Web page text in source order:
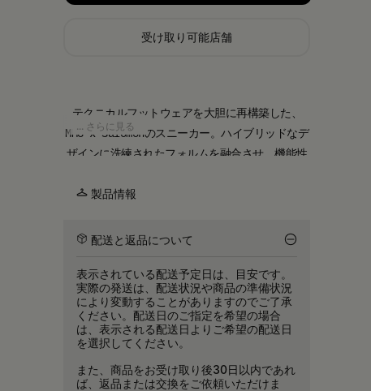
受け取り可能店舗
テクニカルフットウェアを大胆に再構築した、
MM6 x Salomonのスニーカー。ハイブリッドなデ
ザインに洗練されたフォルムを融合させ、機能性
チと交差します。先進的な美しさと、実際の動き
... さらに見る
製品情報
配送と返品について
表示されている配送予定日は、目安です。
実際の発送は、配送状況や商品の準備状況
により変動することがありますのでご了承
ください。配送日のご指定を希望の場合
は、表示される配送日よりご希望の配送日
を選択してください。
また、商品をお受け取り後30日以内であれ
ば、返品または交換をご依頼いただけま